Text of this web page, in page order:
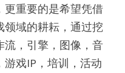
更重要的是希望凭借
领域的耕耘，通过挖
流，引擎，图像，音
戏IP，培训，活动